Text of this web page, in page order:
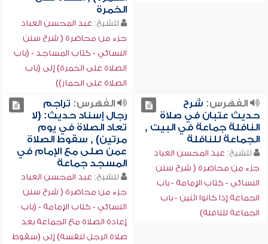
الخمرة
للشيخ: عبد المحسن العباد
جزء من محاضرة ( شرح سنن
النسائي - كتاب المساجد - (باب
الصلاة على الخمرة) إلى (باب
الصلاة على الحمار))
الفهرس: شرح
حديث عتبان في صلاة
النافلة جماعة في البيت ,
الجماعة للنافلة
للشيخ: عبد المحسن العباد
جزء من محاضرة ( شرح سنن
النسائي - كتاب الإمامة - باب
الجماعة إذا كانوا اثنين - باب
الجماعة للنافلة)
الفهرس: تراجم
رجال إسناد حديث: (لا
تعاد الصلاة في يوم
مرتين) , سقوط الصلاة
عمن صلى مع الإمام في
المسجد جماعة
للشيخ: عبد المحسن العباد
جزء من محاضرة ( شرح سنن
النسائي - كتاب الإمامة - (باب
إعادة الصلاة مع الجماعة بعد
صلاة الرجل لنفسه) إلى (سقوط